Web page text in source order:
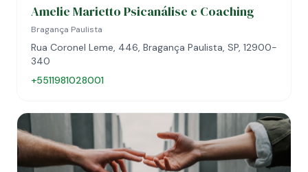
Amelie Marietto Psicanálise e Coaching
Bragança Paulista
Rua Coronel Leme, 446, Bragança Paulista, SP, 12900-
340
+5511981028001